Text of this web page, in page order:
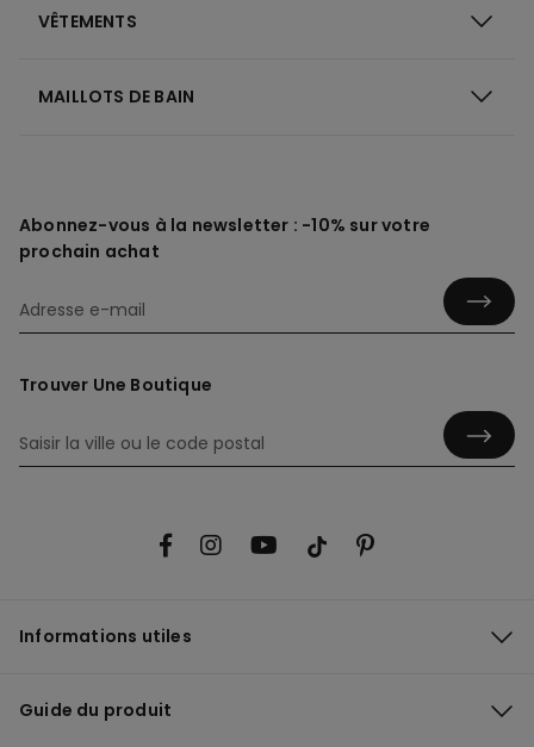
VÊTEMENTS
MAILLOTS DE BAIN
Abonnez-vous à la newsletter : -10% sur votre
prochain achat
Trouver Une Boutique
Informations utiles
Guide du produit